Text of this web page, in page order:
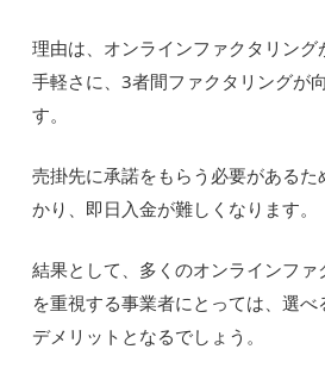
理由は、オンラインファクタリング
手軽さに、3者間ファクタリングが
す。
売掛先に承諾をもらう必要がある
かり、即日入金が難しくなります。
結果として、多くのオンラインファ
を重視する事業者にとっては、選
デメリットとなるでしょう。